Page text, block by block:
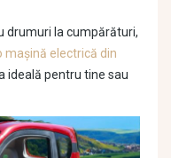
drumuri la cumpărături,
mașină electrică din
ideală pentru tine sau